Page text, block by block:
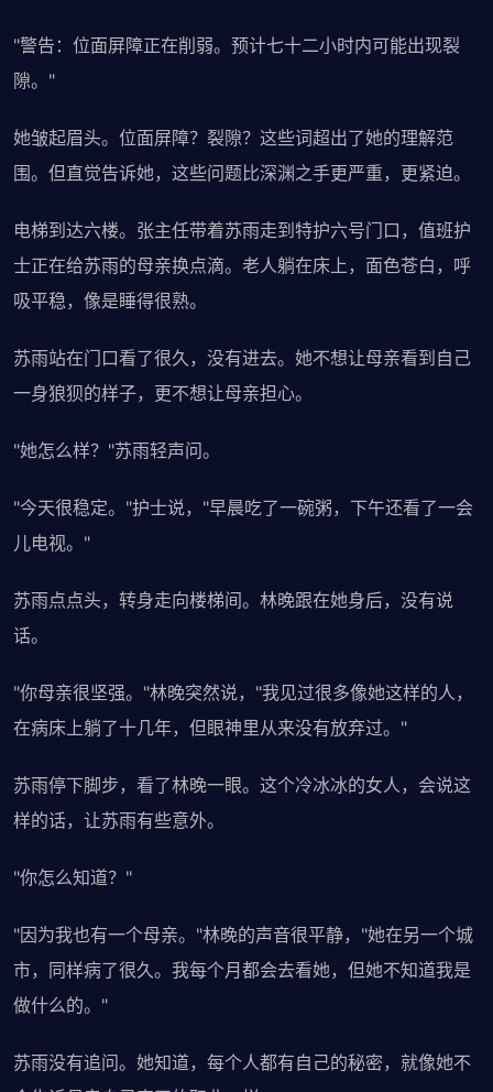
"警告：位面屏障正在削弱。预计七十二小时内可能出现裂
隙。"
她皱起眉头。位面屏障？裂隙？这些词超出了她的理解范
围。但直觉告诉她，这些问题比深渊之手更严重，更紧迫。
电梯到达六楼。张主任带着苏雨走到特护六号门口，值班护
士正在给苏雨的母亲换点滴。老人躺在床上，面色苍白，呼
吸平稳，像是睡得很熟。
苏雨站在门口看了很久，没有进去。她不想让母亲看到自己
一身狼狈的样子，更不想让母亲担心。
"她怎么样？"苏雨轻声问。
"今天很稳定。"护士说，"早晨吃了一碗粥，下午还看了一会
儿电视。"
苏雨点点头，转身走向楼梯间。林晚跟在她身后，没有说
话。
"你母亲很坚强。"林晚突然说，"我见过很多像她这样的人，
在病床上躺了十几年，但眼神里从来没有放弃过。"
苏雨停下脚步，看了林晚一眼。这个冷冰冰的女人，会说这
样的话，让苏雨有些意外。
"你怎么知道？"
"因为我也有一个母亲。"林晚的声音很平静，"她在另一个城
市，同样病了很久。我每个月都会去看她，但她不知道我是
做什么的。"
苏雨没有追问。她知道，每个人都有自己的秘密，就像她不